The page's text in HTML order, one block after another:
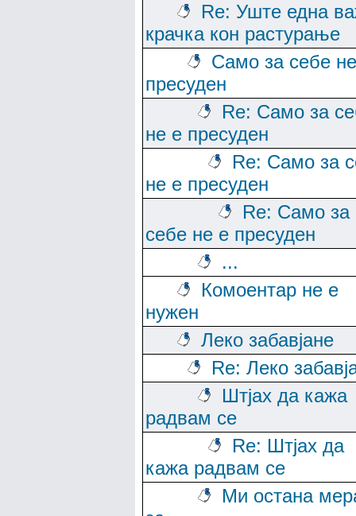
Re: Уште една
крачка кон растурање
Само за себе
пресуден
Re: Само за
не е пресуден
Re: Само за
не е пресуден
Re: Само за
себе не е пресуден
...
Комоентар не е
нужен
Леко забавјане
Re: Леко
Штјах да кажа
радвам се
Re: Штјах да
кажа радвам се
Ми остана